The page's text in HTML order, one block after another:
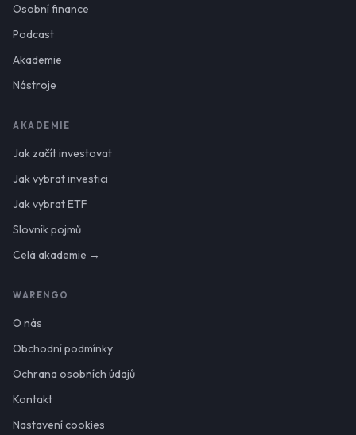
Osobní finance
Podcast
Akademie
Nástroje
AKADEMIE
Jak začít investovat
Jak vybrat investici
Jak vybrat ETF
Slovník pojmů
Celá akademie →
WARENGO
O nás
Obchodní podmínky
Ochrana osobních údajů
Kontakt
Nastavení cookies